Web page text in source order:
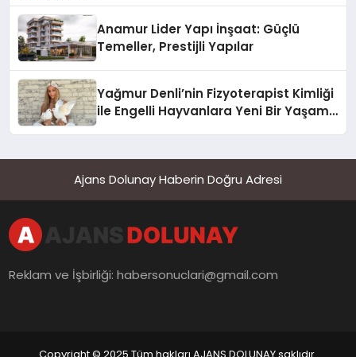
Anamur Lider Yapı İnşaat: Güçlü
Temeller, Prestijli Yapılar
Yağmur Denli’nin Fizyoterapist Kimliği
ile Engelli Hayvanlara Yeni Bir Yaşam
Ajans Dolunay Haberin Doğru Adresi
Reklam ve İşbirliği:habersonuclari@gmail.com